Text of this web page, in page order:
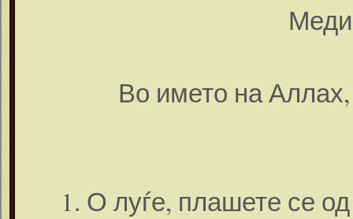
Во името на
1. О луѓе, плашете се